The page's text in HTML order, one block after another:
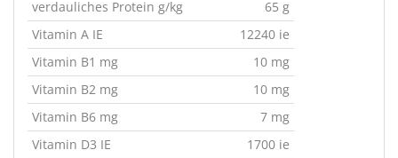
verdauliches Protein g/kg
65 g
Vitamin A IE
12240 ie
Vitamin B1 mg
10 mg
Vitamin B2 mg
10 mg
Vitamin B6 mg
7 mg
Vitamin D3 IE
1700 ie